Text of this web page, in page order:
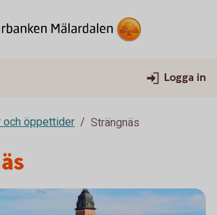
Logga in
och öppettider Strängnäs